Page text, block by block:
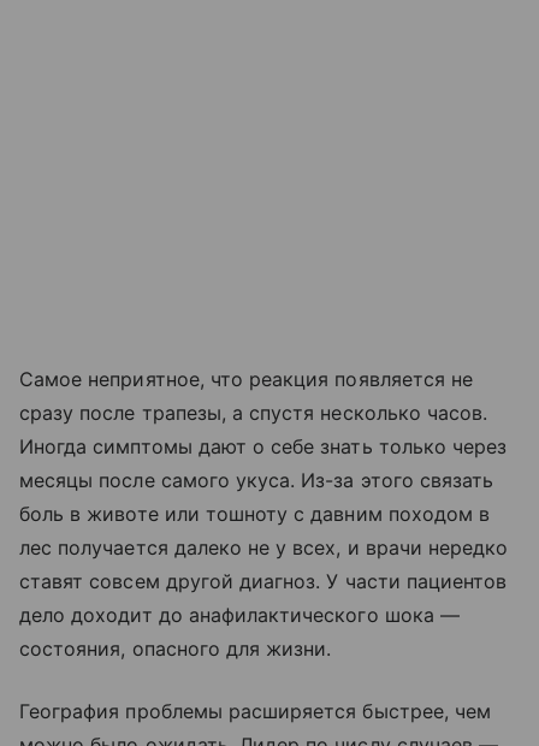
Самое неприятное, что реакция появляется не
сразу после трапезы, а спустя несколько часов.
Иногда симптомы дают о себе знать только через
месяцы после самого укуса. Из-за этого связать
боль в животе или тошноту с давним походом в
лес получается далеко не у всех, и врачи нередко
ставят совсем другой диагноз. У части пациентов
дело доходит до анафилактического шока —
состояния, опасного для жизни.
География проблемы расширяется быстрее, чем